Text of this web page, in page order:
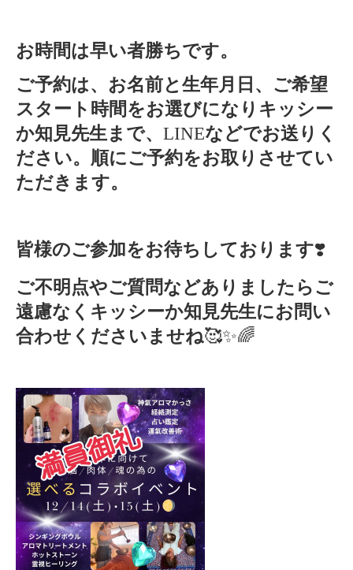
お時間は早い者勝ちです。
ご予約は、お名前と生年月日、ご希望
スタート時間をお選びになりキッシー
か知見先生まで、 LINEなどでお送りく
ださい。順にご予約をお取りさせてい
ただきます。
皆様のご参加をお待ちしております❣️
ご不明点やご質問などありましたらご
遠慮なくキッシーか知見先生にお問い
合わせくださいませね🥰✨🌈